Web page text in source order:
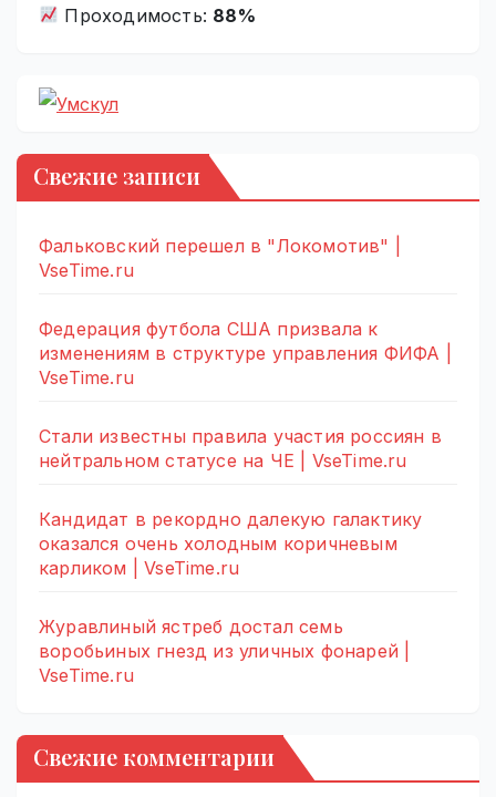
Проходимость: 88%
Свежие записи
Фальковский перешел в "Локомотив" |
VseTime.ru
Федерация футбола США призвала к
изменениям в структуре управления ФИФА |
VseTime.ru
Стали известны правила участия россиян в
нейтральном статусе на ЧЕ | VseTime.ru
Кандидат в рекордно далекую галактику
оказался очень холодным коричневым
карликом | VseTime.ru
Журавлиный ястреб достал семь
воробьиных гнезд из уличных фонарей |
VseTime.ru
Свежие комментарии